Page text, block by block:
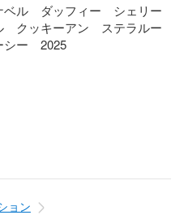
ル　ダッフィー　シェリー
クッキーアン　ステラルー
ー　2025
ョン